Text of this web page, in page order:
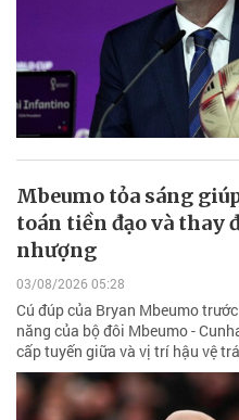
Mbeumo tỏa sáng
toán tiền đạo và thay
nhượng
03/08/2026 05:28
Cú đúp của Bryan Mbeumo
năng của bộ đôi Mbeumo -
cấp tuyến giữa và vị trí hậu vệ